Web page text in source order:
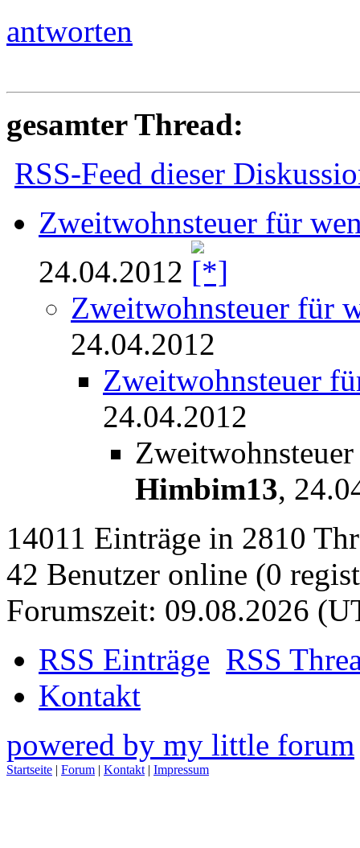
antworten
gesamter Thread:
RSS-Feed dieser
Zweitwohnsteuer für
24.04.2012
Zweitwohnsteuer für
24.04.2012
Zweitwohnsteuer
24.04.2012
Himbim13,
14011 Einträge in 2810
42 Benutzer online (0
Forumszeit: 09.08.2026
RSS Einträge RSS
Kontakt
powered by my little forum
Startseite | Forum | Kontakt | Impressum